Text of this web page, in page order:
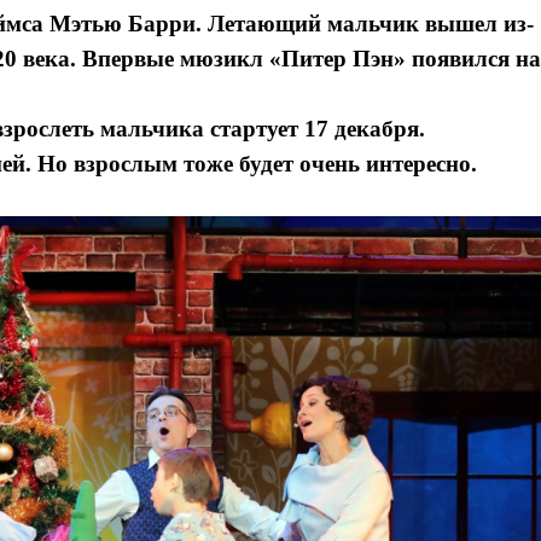
Мэтью Барри. Летающий мальчик вышел из-
века. Впервые мюзикл «Питер Пэн» появился на
мальчика стартует 17 декабря.
Но взрослым тоже будет очень интересно.